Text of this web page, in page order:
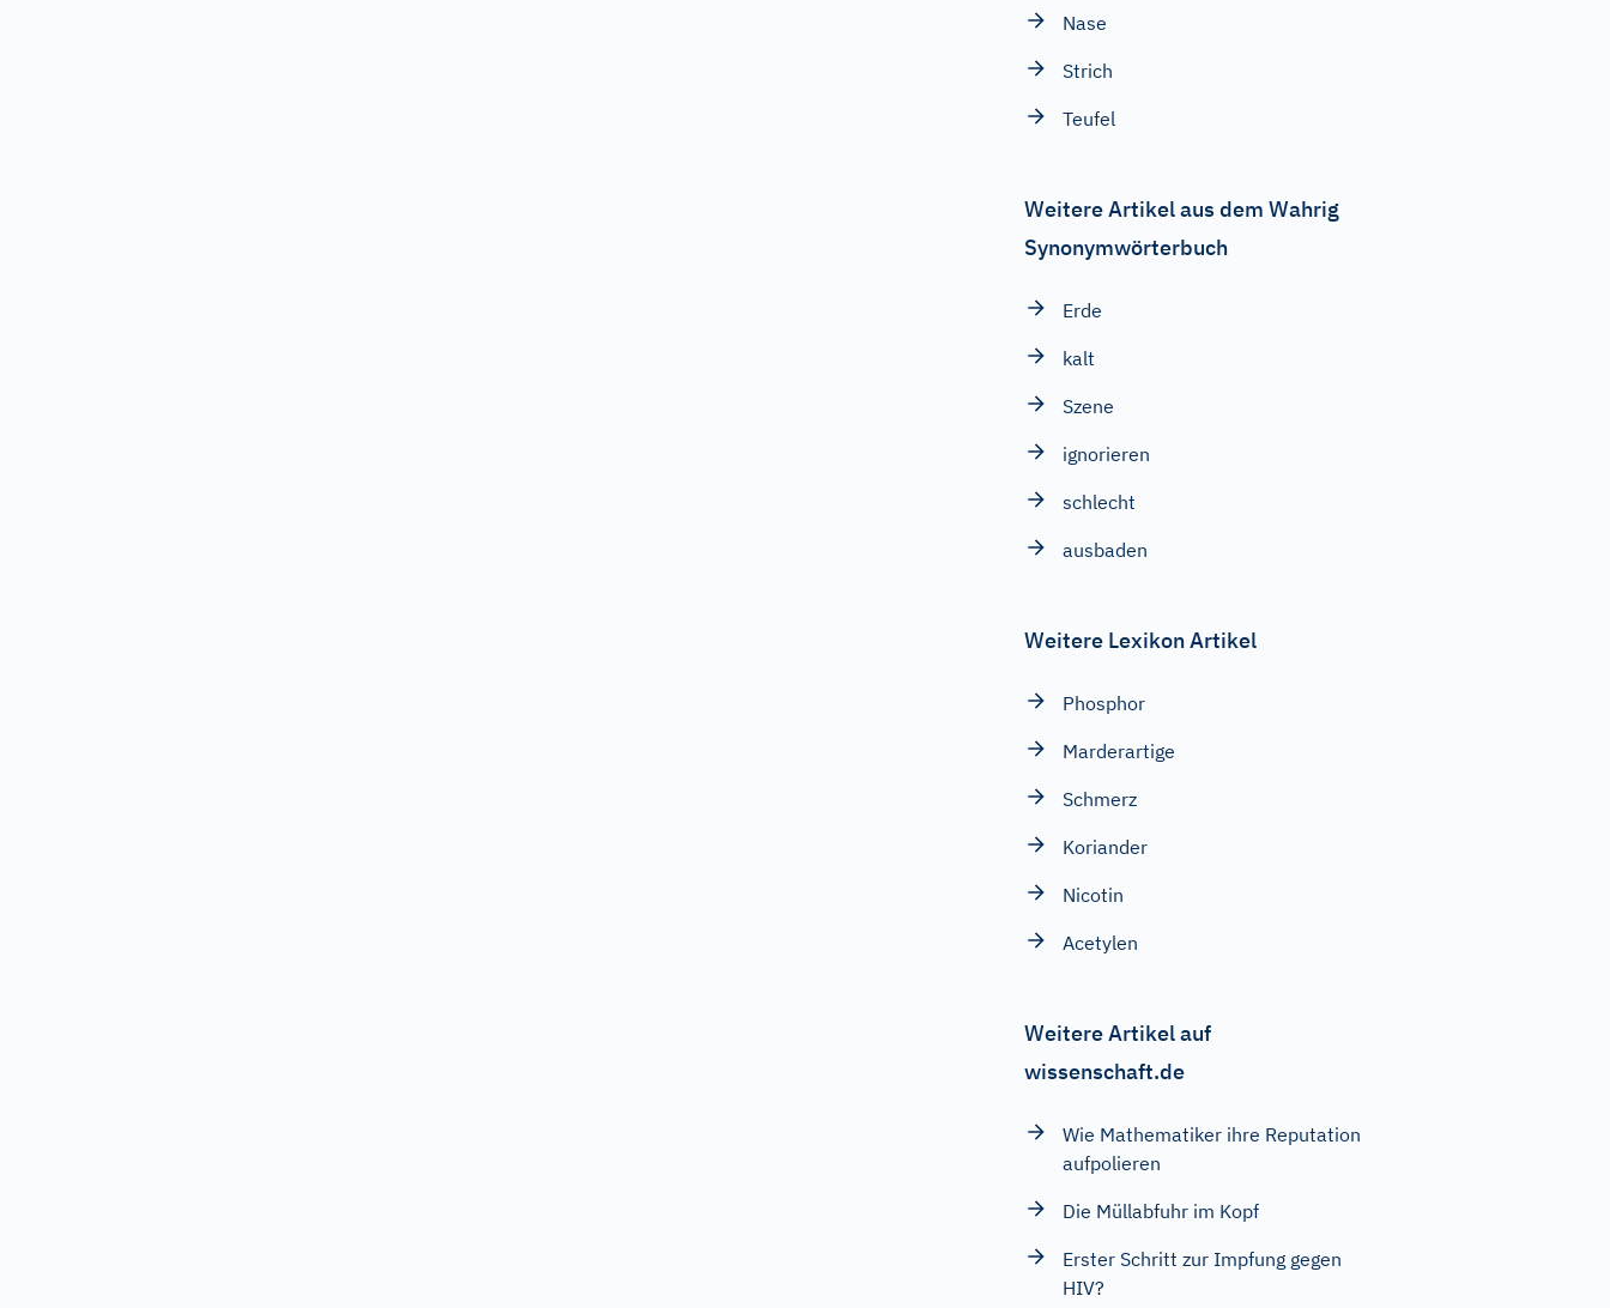
Nase
Strich
Teufel
Weitere Artikel aus dem Wahrig
Synonymwörterbuch
Erde
kalt
Szene
ignorieren
schlecht
ausbaden
Weitere Lexikon Artikel
Phosphor
Marderartige
Schmerz
Koriander
Nicotin
Acetylen
Weitere Artikel auf
wissenschaft.de
Wie Mathematiker ihre Reputation
aufpolieren
Die Müllabfuhr im Kopf
Erster Schritt zur Impfung gegen
HIV?